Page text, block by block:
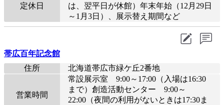
定休日
は、翌平日が休館）年末年始（12月29日
～1月3日）、展示替え期間など
帯広百年記念館
住所
北海道帯広市緑ケ丘2番地
営業時間
常設展示室 9:00～17:00（入場は16:30
まで）創造活動センター 9:00～
22:00（夜間の利用がないときは17:30ま